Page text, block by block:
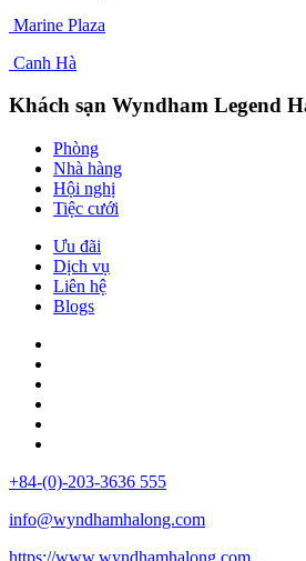
Marine Plaza
Canh Hà
Khách sạn Wyndham Legend
Phòng
Nhà hàng
Hội nghị
Tiệc cưới
Ưu đãi
Dịch vụ
Liên hệ
Blogs
+84-(0)-203-3636 555
info@wyndhamhalong.com
https://www.wyndhamhalong.com